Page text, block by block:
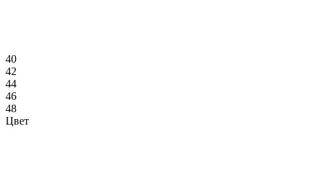
40
42
44
46
48
Цвет